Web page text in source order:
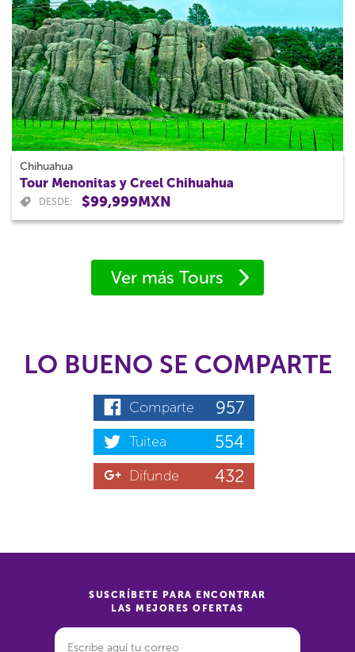
Chihuahua
Tour Menonitas y Creel Chihuahua
DESDE: $99,999MXN
Ver más Tours
LO BUENO SE COMPARTE
Comparte 957
Tuitea 554
Difunde 432
SUSCRÍBETE PARA ENCONTRAR
LAS MEJORES OFERTAS